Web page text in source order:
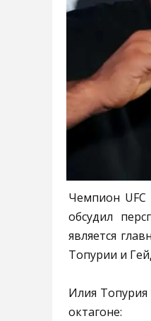
Чемпион UFC
обсудил
является
Топурии и
Илия
октагоне: